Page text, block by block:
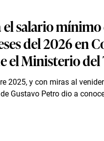
salario mínimo
del 2026 en
el Ministerio
2025, y con miras al
Gustavo Petro dio a